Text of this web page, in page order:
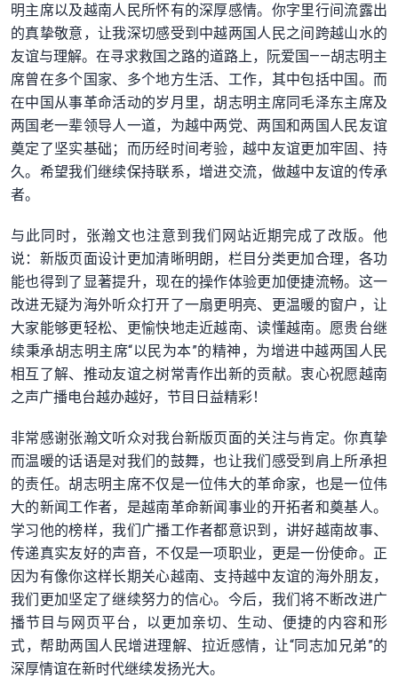
明主席以及越南人民所怀有的深厚感情。你字里行间流露出
的真挚敬意，让我深切感受到中越两国人民之间跨越山水的
友谊与理解。在寻求救国之路的道路上，阮爱国——胡志明主
席曾在多个国家、多个地方生活、工作，其中包括中国。而
在中国从事革命活动的岁月里，胡志明主席同毛泽东主席及
两国老一辈领导人一道，为越中两党、两国和两国人民友谊
奠定了坚实基础；而历经时间考验，越中友谊更加牢固、持
久。希望我们继续保持联系，增进交流，做越中友谊的传承
者。
与此同时，张瀚文也注意到我们网站近期完成了改版。他
说：新版页面设计更加清晰明朗，栏目分类更加合理，各功
能也得到了显著提升，现在的操作体验更加便捷流畅。这一
改进无疑为海外听众打开了一扇更明亮、更温暖的窗户，让
大家能够更轻松、更愉快地走近越南、读懂越南。愿贵台继
续秉承胡志明主席“以民为本”的精神，为增进中越两国人民
相互了解、推动友谊之树常青作出新的贡献。衷心祝愿越南
之声广播电台越办越好，节目日益精彩！
非常感谢张瀚文听众对我台新版页面的关注与肯定。你真挚
而温暖的话语是对我们的鼓舞，也让我们感受到肩上所承担
的责任。胡志明主席不仅是一位伟大的革命家，也是一位伟
大的新闻工作者，是越南革命新闻事业的开拓者和奠基人。
学习他的榜样，我们广播工作者都意识到，讲好越南故事、
传递真实友好的声音，不仅是一项职业，更是一份使命。正
因为有像你这样长期关心越南、支持越中友谊的海外朋友，
我们更加坚定了继续努力的信心。今后，我们将不断改进广
播节目与网页平台，以更加亲切、生动、便捷的内容和形
式，帮助两国人民增进理解、拉近感情，让“同志加兄弟”的
深厚情谊在新时代继续发扬光大。